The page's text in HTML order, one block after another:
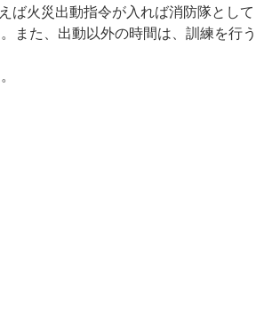
ば火災出動指令が入れば消防隊として
また、出動以外の時間は、訓練を行う